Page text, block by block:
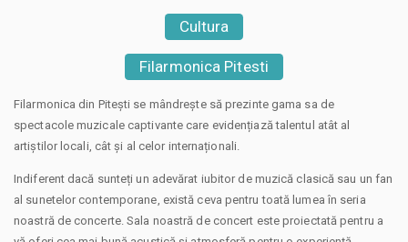
Cultura
Filarmonica Pitesti
Filarmonica din Pitești se mândrește să prezinte gama sa de
spectacole muzicale captivante care evidențiază talentul atât al
artiștilor locali, cât și al celor internaționali.
Indiferent dacă sunteți un adevărat iubitor de muzică clasică sau un fan
al sunetelor contemporane, există ceva pentru toată lumea în seria
noastră de concerte. Sala noastră de concert este proiectată pentru a